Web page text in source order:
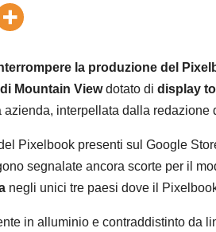
la produzione del
Mountain Viewdotato di display
azienda, interpellata dalla redazione
Pixelbook presenti sul Google
segnalate ancora scorte per il
negli unici tre paesi dove il
in alluminio e contraddistinto da